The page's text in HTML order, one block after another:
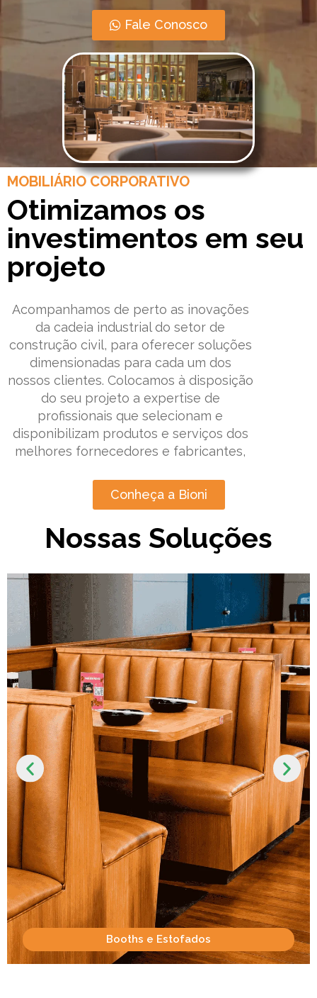
Fale Conosco
MOBILIÁRIO CORPORATIVO
Otimizamos os
investimentos em seu
projeto
Acompanhamos de perto as inovações
da cadeia industrial do setor de
construção civil, para oferecer soluções
dimensionadas para cada um dos
nossos clientes. Colocamos à disposição
do seu projeto a expertise de
profissionais que selecionam e
disponibilizam produtos e serviços dos
melhores fornecedores e fabricantes,
Conheça a Bioni
Nossas Soluções
Booths e Estofados